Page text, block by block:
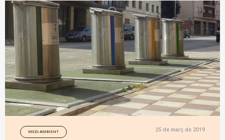
MEDI AMBIENT 25 de març de 2019